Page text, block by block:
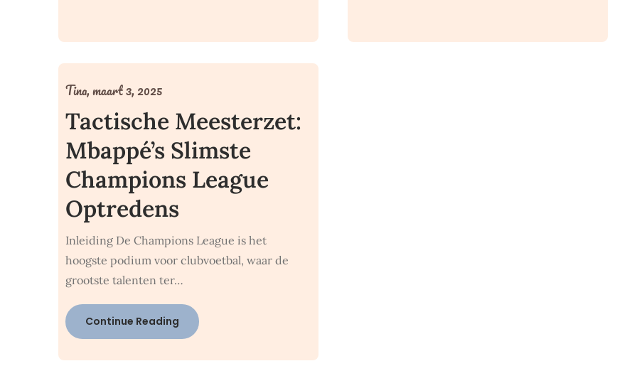
Tactische Meesterzet:
Mbappé’s Slimste
Champions League
Optredens
Tina,maart 3, 2025
Inleiding De Champions League is het
hoogste podium voor clubvoetbal, waar de
grootste talenten ter…
Continue Reading